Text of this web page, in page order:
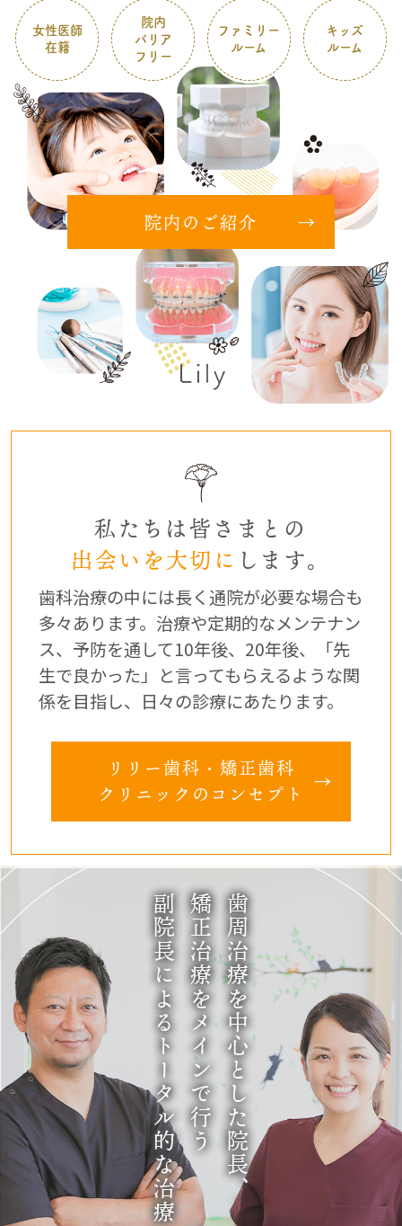
女性医師
在籍
院内
バリア
フリー
ファミリー
ルーム
キッズ
ルーム
院内のご紹介
私たちは皆さまとの
出会いを大切に します。
歯科治療の中には長く通院が必要な場合も
多々あります。 治療や定期的なメンテナン
ス、予防を通して10年後、20年後、
「先
生で良かった」と言ってもらえるような関
係を目指し、 日々の診療にあたります。
リリー歯科・矯正歯科
クリニックのコンセプト
歯周治療を中心とした院長、
矯正治療をメインで行う
副院長によるトータル的な治療